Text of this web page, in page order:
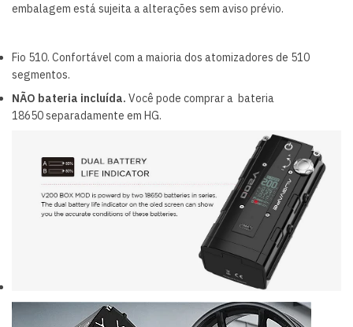
embalagem está sujeita a alterações sem aviso prévio.
Fio 510. Confortável com a maioria dos atomizadores de 510
segmentos.
NÃO bateria incluída. Você pode comprar a bateria
18650separadamente em HG.